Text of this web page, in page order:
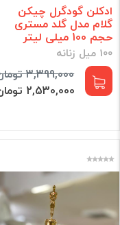
ادکلن گودگرل چیکن
گلام مدل گلد مستری
حجم 100 میلی لیتر
100 میل زنانه
3,399,000 تومان
2,530,000 تومان